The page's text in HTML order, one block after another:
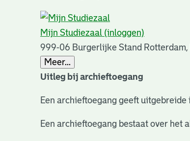
Mijn Studiezaal (inloggen)
999-06 Burgerlijke Stand
Meer...
Uitleg bij archieftoegang
Een archieftoegang geeft
Een archieftoegang bestaat over het